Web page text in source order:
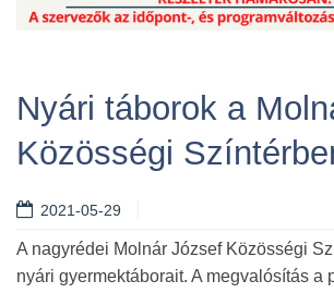
Nyári táborok a
Közösségi
2021-05-29
A nagyrédei Molnár József Közösségi
nyári gyermektáborait. A megvalósítás a